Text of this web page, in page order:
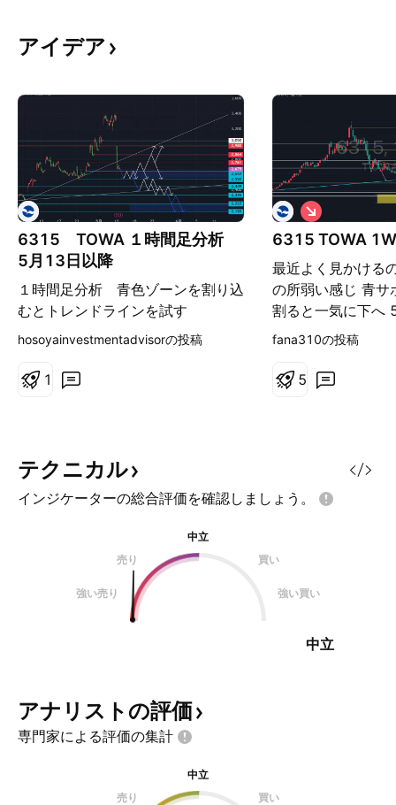
アイデア
6315 TOWA １時間足分析
5月13日以降
１時間足分析 青色ゾーンを割り込
むとトレンドラインを試す
hosoyainvestmentadvisorの投稿
1
6315 TOWA 1W
最近よく見かける
の所弱い感じ 青サ
割ると一気に下へ
めて2100ほどが
な？
シ
ョ
ー
fana310の投稿
5
テクニカル
インジケーターの総合評価を確認しましょう。
中立
売り
買い
強い売り 強い買い
中立
アナリストの評価
専門家による評価の集計
中立
売り
買い